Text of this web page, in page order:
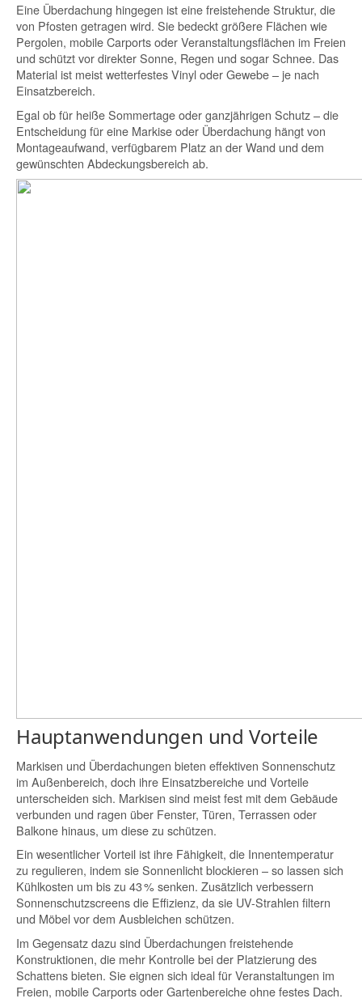
Eine Überdachung hingegen ist eine freistehende Struktur, die
von Pfosten getragen wird. Sie bedeckt größere Flächen wie
Pergolen, mobile Carports oder Veranstaltungsflächen im Freien
und schützt vor direkter Sonne, Regen und sogar Schnee. Das
Material ist meist wetterfestes Vinyl oder Gewebe – je nach
Einsatzbereich.
Egal ob für heiße Sommertage oder ganzjährigen Schutz – die
Entscheidung für eine Markise oder Überdachung hängt von
Montageaufwand, verfügbarem Platz an der Wand und dem
gewünschten Abdeckungsbereich ab.
Hauptanwendungen und Vorteile
Markisen und Überdachungen bieten effektiven Sonnenschutz
im Außenbereich, doch ihre Einsatzbereiche und Vorteile
unterscheiden sich. Markisen sind meist fest mit dem Gebäude
verbunden und ragen über Fenster, Türen, Terrassen oder
Balkone hinaus, um diese zu schützen.
Ein wesentlicher Vorteil ist ihre Fähigkeit, die Innentemperatur
zu regulieren, indem sie Sonnenlicht blockieren – so lassen sich
Kühlkosten um bis zu 43 % senken. Zusätzlich verbessern
Sonnenschutzscreens die Effizienz, da sie UV-Strahlen filtern
und Möbel vor dem Ausbleichen schützen.
Im Gegensatz dazu sind Überdachungen freistehende
Konstruktionen, die mehr Kontrolle bei der Platzierung des
Schattens bieten. Sie eignen sich ideal für Veranstaltungen im
Freien, mobile Carports oder Gartenbereiche ohne festes Dach.